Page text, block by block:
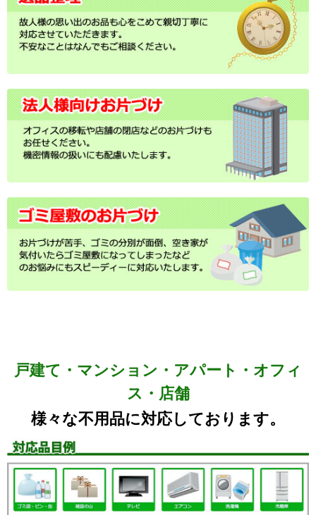
戸建て・マンション・アパート・オフィ
ス・店舗
様々な不用品に対応しております。